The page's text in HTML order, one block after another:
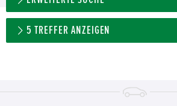
5 TREFFER ANZEIGEN